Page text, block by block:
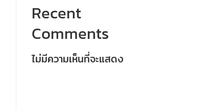
Recent
Comments
ไม่มีความเห็นที่จะแสดง